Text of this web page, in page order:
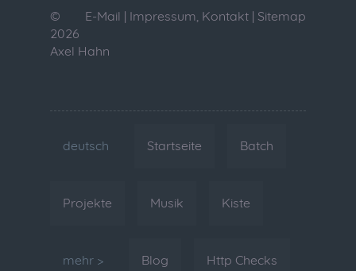
E-Mail | Impressum, Kontakt | Sitemap
©
2026
Axel Hahn
deutsch Startseite Batch
Projekte Musik Kiste
mehr > Blog Http Checks